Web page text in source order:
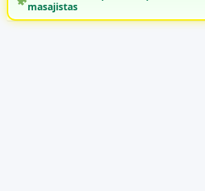
masajistas